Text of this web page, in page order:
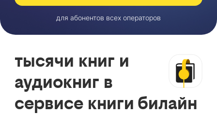
для абонентов всех операторов
тысячи книг и
аудиокниг в
сервисе книги билайн